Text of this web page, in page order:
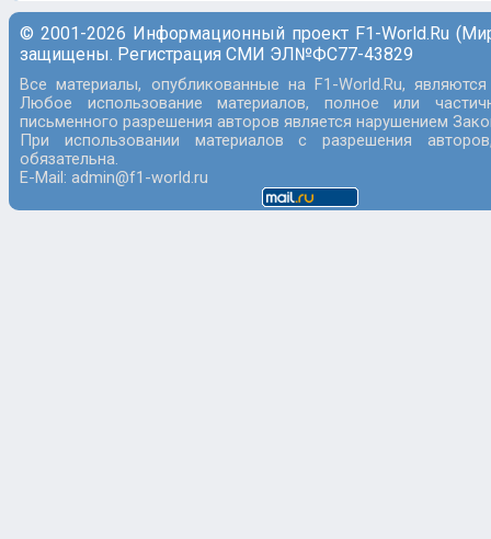
© 2001-2026 Информационный проект F1-World.Ru
защищены. Регистрация СМИ ЭЛ№ФС77-43829
Все материалы, опубликованные на F1-World.Ru,
Любое использование материалов, полное или
письменного разрешения авторов является нарушением
При использовании материалов с разрешения
обязательна.
E-Mail: admin@f1-world.ru